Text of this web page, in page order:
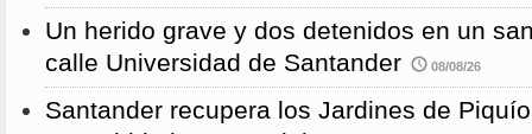
Un herido grave y dos detenidos en un
calle Universidad de Santander
08/08/26
Santander recupera los Jardines de